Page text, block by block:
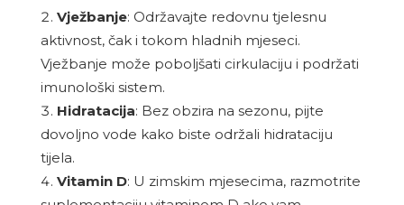
Vježbanje: Održavajte redovnu tjelesnu
aktivnost, čak i tokom hladnih mjeseci.
Vježbanje može poboljšati cirkulaciju i podržati
imunološki sistem.
Hidratacija: Bez obzira na sezonu, pijte
dovoljno vode kako biste održali hidrataciju
tijela.
Vitamin D: U zimskim mjesecima, razmotrite